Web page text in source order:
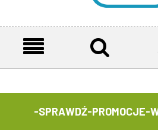
-SPRAWDŹ-PROMOCJE-